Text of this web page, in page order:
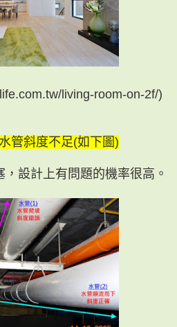
living-room-on-2f/)
管斜度不足(如下圖)
設計上有問題的機率很高。